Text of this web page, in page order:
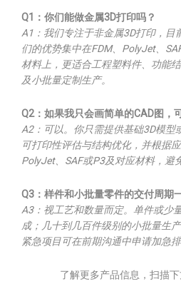
Q1：你们能做金属3D打印吗？
A1：我们专注于非金属3D打印，目
们的优势集中在FDM、PolyJet、
材料上，更适合工程塑料件、功能
及小批量定制生产。
Q2：如果我只会画简单的CAD图，
A2：可以。你只需提供基础3D模型
可打印性评估与结构优化，并根据应
PolyJet、SAF或P3及对应材料，避
Q3：样件和小批量零件的交付周期
A3：视工艺和数量而定。单件或少
成；几十到几百件级别的小批量生
紧急项目可在前期沟通中申请加急排
了解更多产品信息，扫描